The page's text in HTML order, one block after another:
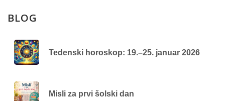
BLOG
Tedenski horoskop: 19.–25. januar 2026
Misli za prvi šolski dan